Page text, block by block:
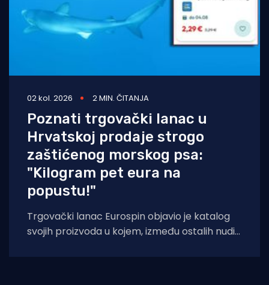
02 kol. 2026 2 MIN. ČITANJA
Poznati trgovački lanac u
Hrvatskoj prodaje strogo
zaštićenog morskog psa:
"Kilogram pet eura na
popustu!"
Trgovački lanac Eurospin objavio je katalog
svojih proizvoda u kojem, između ostalih nudi